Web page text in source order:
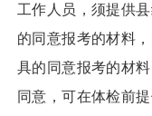
工作人员，须提供
的同意报考的材料
具的同意报考的材
同意，可在体检前